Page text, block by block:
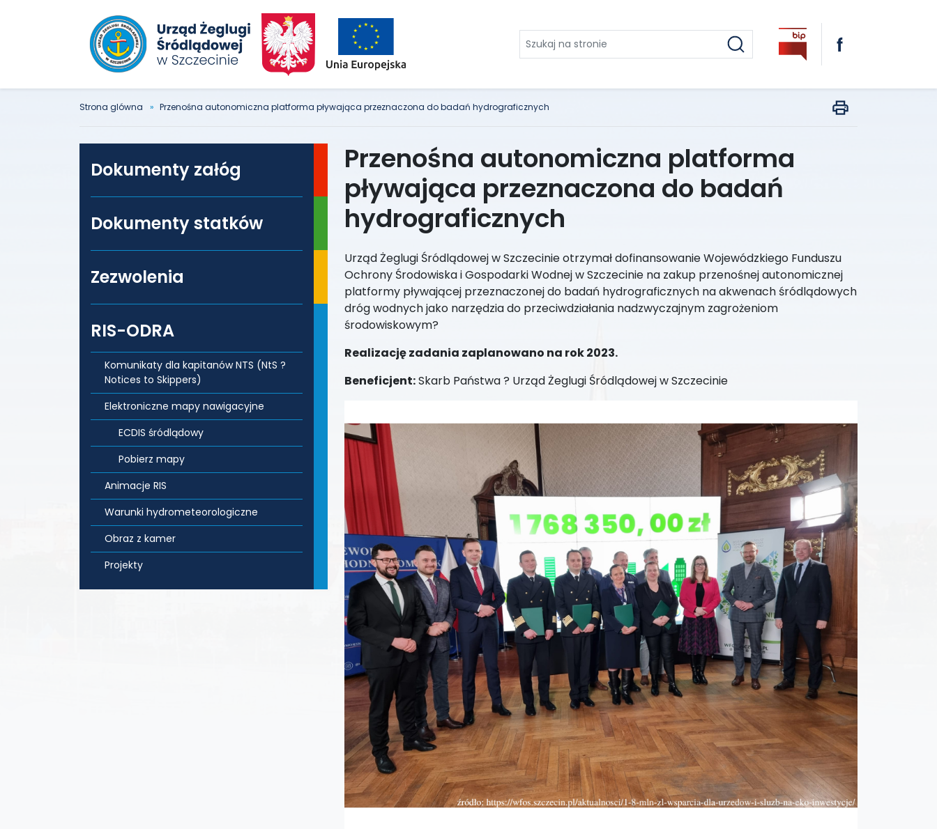
Szukaj
na
Strona glówna Przenośna autonomiczna platforma pływająca przeznaczona do badań hydrograficznych
Przenośna autonomiczna platforma
pływająca przeznaczona do badań
hydrograficznych
Urząd Żeglugi Śródlądowej w Szczecinie otrzymał dofinansowanie Wojewódzkiego Funduszu
Ochrony Środowiska i Gospodarki Wodnej w Szczecinie na zakup przenośnej autonomicznej
platformy pływającej przeznaczonej do badań hydrograficznych na akwenach śródlądowych
dróg wodnych jako narzędzia do przeciwdziałania nadzwyczajnym zagrożeniom
środowiskowym?
Realizację zadania zaplanowano na rok 2023.
Beneficjent:Skarb Państwa ? Urząd Żeglugi Śródlądowej w Szczecinie
Dokumenty załóg
Dokumenty statków
Zezwolenia
RIS-ODRA
Komunikaty dla kapitanów NTS (NtS ?
Notices to Skippers)
Elektroniczne mapy nawigacyjne
ECDIS śródlądowy
Pobierz mapy
Animacje RIS
Warunki hydrometeorologiczne
Obraz z kamer
Projekty